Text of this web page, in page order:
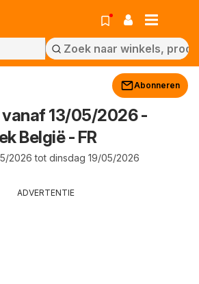
Abonneren
13/05/2026 -
België - FR
2026 tot dinsdag 19/05/2026
ADVERTENTIE